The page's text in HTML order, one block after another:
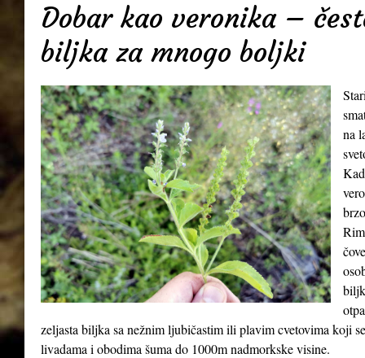
Dobar kao veronika –
biljka za mnogo boljki
na
zeljasta biljka sa nežnim ljubičastim ili plavim cvetovima koji
livadama i obodima šuma do 1000m nadmorkske visine.